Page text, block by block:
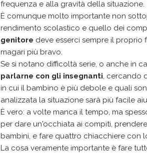
frequenza e alla gravità della situazione.
È comunque molto importante non
rendimento scolastico e quello dei
genitore deve esserci sempre il
magari più bravo.
Se si notano difficoltà serie, o anche in
parlarne con gli insegnanti, cercando
in cui il bambino è più debole e quali
analizzata la situazione sarà più facile
È vero: a volte manca il tempo, ma
per dare un'occhiata ai compiti,
bambini, e fare quattro chiacchiere con
La cosa veramente importante è fare